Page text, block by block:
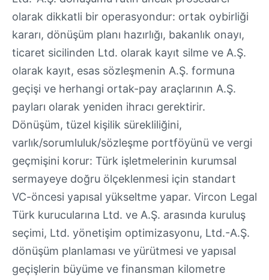
olarak dikkatli bir operasyondur: ortak oybirliği
kararı, dönüşüm planı hazırlığı, bakanlık onayı,
ticaret sicilinden Ltd. olarak kayıt silme ve A.Ş.
olarak kayıt, esas sözleşmenin A.Ş. formuna
geçişi ve herhangi ortak-pay araçlarının A.Ş.
payları olarak yeniden ihracı gerektirir.
Dönüşüm, tüzel kişilik sürekliliğini,
varlık/sorumluluk/sözleşme portföyünü ve vergi
geçmişini korur: Türk işletmelerinin kurumsal
sermayeye doğru ölçeklenmesi için standart
VC-öncesi yapısal yükseltme yapar. Vircon Legal
Türk kurucularına Ltd. ve A.Ş. arasında kuruluş
seçimi, Ltd. yönetişim optimizasyonu, Ltd.-A.Ş.
dönüşüm planlaması ve yürütmesi ve yapısal
geçişlerin büyüme ve finansman kilometre